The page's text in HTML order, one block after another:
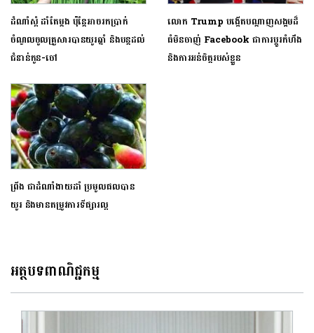
ដំណាំស្អំ ដាំតែម្តង ប៉ុន្តែអាចរកប្រាក់
ចំណូលចូលគ្រួសារបានយូរឆ្នាំ និងបន្តដល់
ជំនាន់កូន-ចៅ
លោក Trump បង្កើតបណ្តាញសង្គមដ៏
ធំមិនចាញ់ Facebook ជាការប្តូរកំហឹង
និងការអន់ចិត្តរបស់ខ្លួន
ព្រីង ជាដំណាំងាយដាំ ប្រមូលផលបាន
យូរ និងមានតម្រូវការទីផ្សារល្អ
អត្ថបទពាណិជ្ជកម្ម